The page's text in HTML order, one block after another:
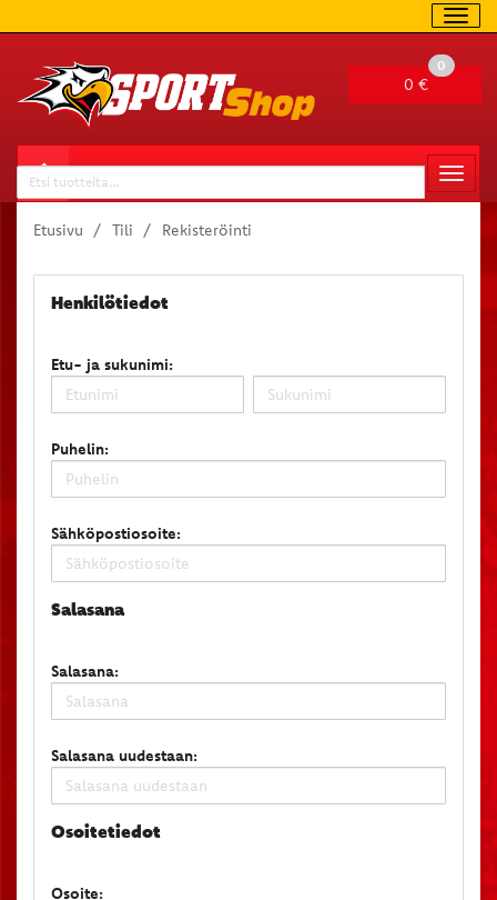
0 €
0
Haku
Valitse sivu
Etusivu Tili Rekisteröinti
Henkilötiedot
Etu- ja sukunimi:
Puhelin:
Sähköpostiosoite:
Salasana
Salasana:
Salasana uudestaan:
Osoitetiedot
Osoite: